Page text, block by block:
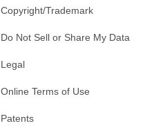
Copyright/Trademark
Do Not Sell or Share My Data
Legal
Online Terms of Use
Patents